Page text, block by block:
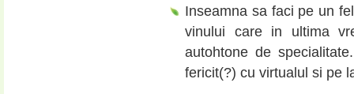
Inseamna sa faci pe un
vinului care in ultima
autohtone de
fericit(?) cu virtualul si pe